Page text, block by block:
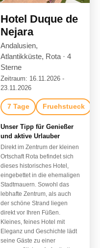
Hotel Duque de
Nejara
Andalusien,
Atlantikküste, Rota · 4
Sterne
Zeitraum: 16.11.2026 -
23.11.2026
7 Tage Fruehstueck
Unser Tipp für Genießer
und aktive Urlauber
Direkt im Zentrum der kleinen
Ortschaft Rota befindet sich
dieses historisches Hotel,
eingebettet in die ehemaligen
Stadtmauern. Sowohl das
lebhafte Zentrum, als auch
der schöne Strand liegen
direkt vor Ihren Füßen.
Kleines, feines Hotel mit
Eleganz und Geschichte lädt
seine Gäste zu einer